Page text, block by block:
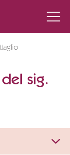
sig.